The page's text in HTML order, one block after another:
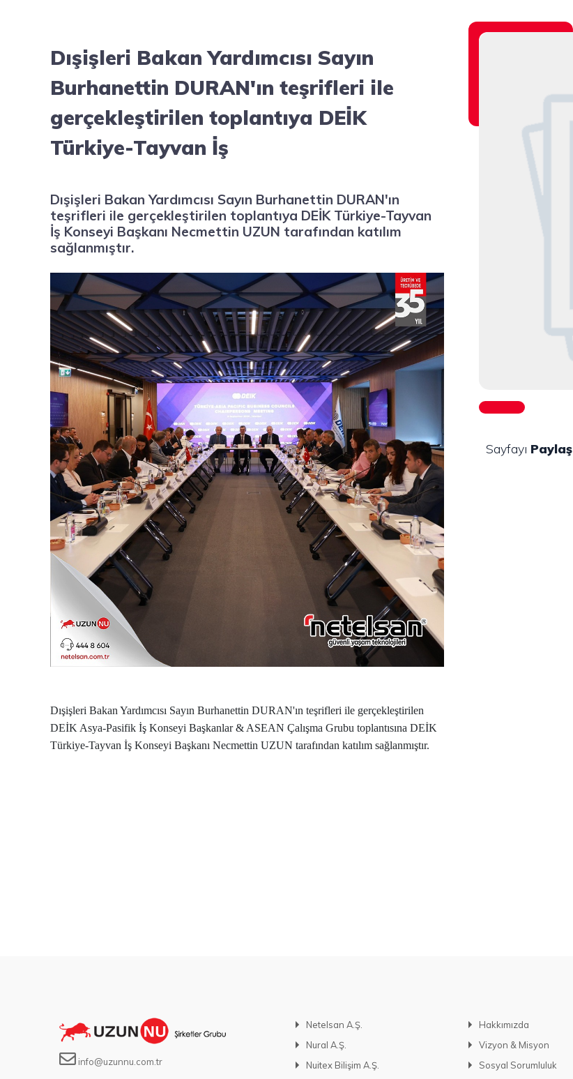
Dışişleri Bakan Yardımcısı Sayın
Burhanettin DURAN'ın teşrifleri ile
gerçekleştirilen toplantıya DEİK
Türkiye-Tayvan İş
Dışişleri Bakan Yardımcısı Sayın Burhanettin DURAN'ın
teşrifleri ile gerçekleştirilen toplantıya DEİK Türkiye-Tayvan
İş Konseyi Başkanı Necmettin UZUN tarafından katılım
sağlanmıştır.
Dışişleri Bakan Yardımcısı Sayın Burhanettin DURAN'ın teşrifleri ile gerçekleştirilen
DEİK Asya-Pasifik İş Konseyi Başkanlar & ASEAN Çalışma Grubu toplantısına DEİK
Türkiye-Tayvan İş Konseyi Başkanı Necmettin UZUN tarafından katılım sağlanmıştır.
Sayfayı Paylaş
info@uzunnu.com.tr
Netelsan A.Ş.
Nural A.Ş.
Nuitex Bilişim A.Ş.
Hakkımızda
Vizyon & Misyon
Sosyal Sorumluluk